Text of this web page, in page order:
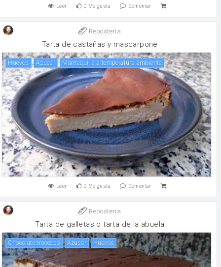
Leer 0 Me gusta Comentar
Reposteria
Tarta de castañas y mascarpone
huevos Azúcar Mantequilla a temperatura ambiente
Leer 0 Me gusta Comentar
Reposteria
Tarta de galletas o tarta de la abuela
Chocolate troceado Azúcar huevos